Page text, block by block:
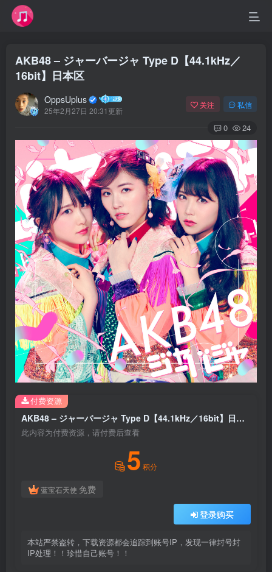
AKB48 – ジャーバージャ Type D【44.1kHz／
16bit】日本区
OppsUplus
25年2月27日 20:31更新
关注 私信
0 24
AKB48 – ジャーバージャ Type D【44.1kHz／16bit】日本区
此内容为付费资源，请付费后查看
5 积分
蓝宝石天使 免费
登录购买
本站严禁盗转，下载资源都会追踪到账号IP，发现一律封号封
IP处理！！珍惜自己账号！！
付费资源